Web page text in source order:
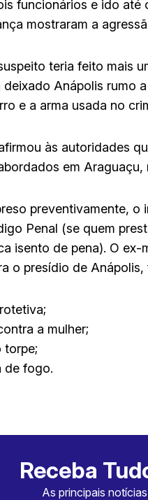
funcionários e ido
mostraram a
teria feito mais
Anápolis rumo
e a arma usada no
às autoridades
em
preventivamente,
Penal (se quem
isento de pena). O
o presídio de
a mulher;
torpe;
de fogo.
Receba
As principais